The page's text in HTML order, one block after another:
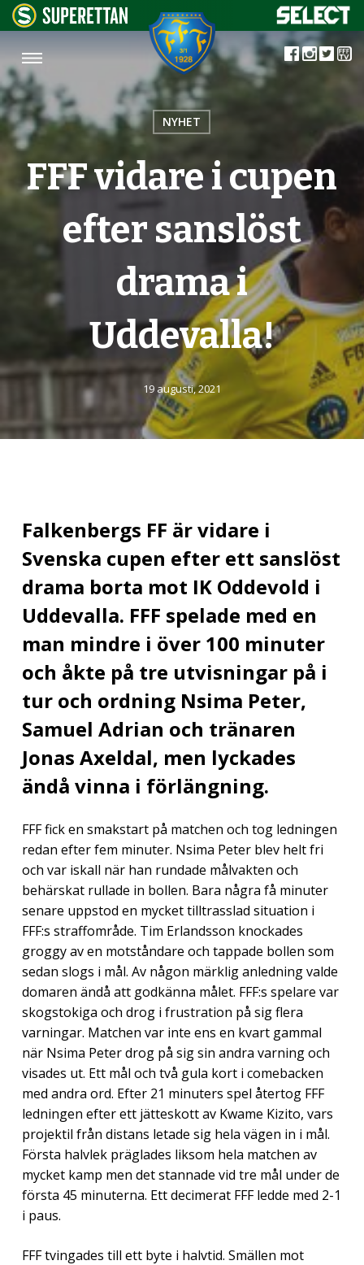
NYHET
FFF vidare i cupen
efter sanslöst
drama i
Uddevalla!
19 augusti, 2021
Falkenbergs FF är vidare i
Svenska cupen efter ett sanslöst
drama borta mot IK Oddevold i
Uddevalla. FFF spelade med en
man mindre i över 100 minuter
och åkte på tre utvisningar på i
tur och ordning Nsima Peter,
Samuel Adrian och tränaren
Jonas Axeldal, men lyckades
ändå vinna i förlängning.
FFF fick en smakstart på matchen och tog ledningen
redan efter fem minuter. Nsima Peter blev helt fri
och var iskall när han rundade målvakten och
behärskat rullade in bollen. Bara några få minuter
senare uppstod en mycket tilltrasslad situation i
FFF:s straffområde. Tim Erlandsson knockades
groggy av en motståndare och tappade bollen som
sedan slogs i mål. Av någon märklig anledning valde
domaren ändå att godkänna målet. FFF:s spelare var
skogstokiga och drog i frustration på sig flera
varningar. Matchen var inte ens en kvart gammal
när Nsima Peter drog på sig sin andra varning och
visades ut. Ett mål och två gula kort i comebacken
med andra ord. Efter 21 minuters spel återtog FFF
ledningen efter ett jätteskott av Kwame Kizito, vars
projektil från distans letade sig hela vägen in i mål.
Första halvlek präglades liksom hela matchen av
mycket kamp men det stannade vid tre mål under de
första 45 minuterna. Ett decimerat FFF ledde med 2-1
i paus.
FFF tvingades till ett byte i halvtid. Smällen mot